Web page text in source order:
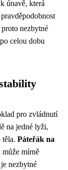
únavě, která
nezbytné
celou dobu
pro zvládnutí
na jedné lyži,
Páteřák na
mírně
nezbytné